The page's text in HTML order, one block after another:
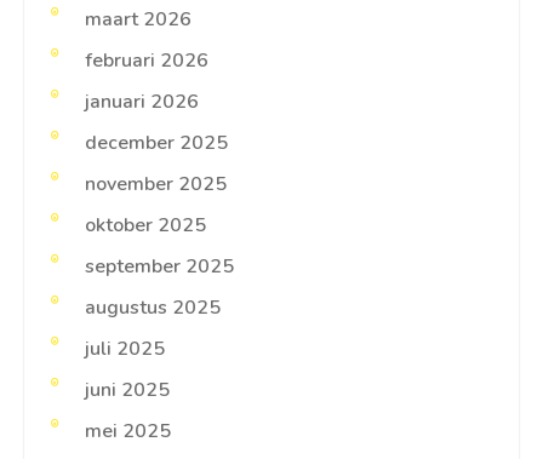
maart 2026
februari 2026
januari 2026
december 2025
november 2025
oktober 2025
september 2025
augustus 2025
juli 2025
juni 2025
mei 2025